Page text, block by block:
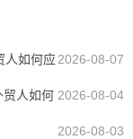
2026-08-07
人如何应
2026-08-04
贸人如何
2026-08-03